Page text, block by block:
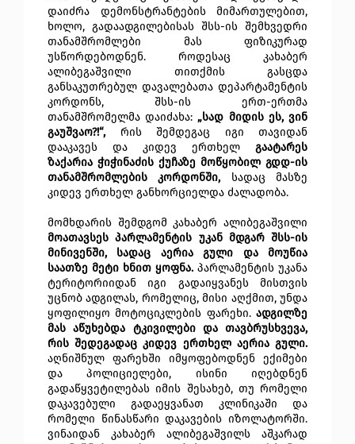
დაიძრა დემონსტრანტების მიმართულებით,
ხოლო, გადაადგილებისას შსს-ის შემხვედრი
თანამშრომლები მას ფიზიკურად
უსწორდებოდნენ. როდესაც კახაბერ
ალიბეგაშვილი თითქმის გასცდა
განსაკუთრებულ დავალებათა დეპარტამენტის
კორდონს, შსს-ის ერთ-ერთმა
თანამშრომელმა დაიძახა:„სად მიდის ეს, ვინ
გაუშვაო?!“, რის შემდეგაც იგი თავიდან
დააკავეს და კიდევ ერთხელ გაატარეს
ზაქარია ჭიჭინაძის ქუჩაზე მოწყობილ გდდ-ის
თანამშრომლების კორდონში, სადაც მასზე
კიდევ ერთხელ განხორციელდა ძალადობა.
მომხდარის შემდგომ კახაბერ ალიბეგაშვილი
მოათავსეს პარლამენტის უკან მდგარ შსს-ის
მინივენში, სადაც აერია გული და მოუწია
საათზე მეტი ხნით ყოფნა. პარლამენტის უკანა
ტერიტორიიდან იგი გადაიყვანეს მისთვის
უცნობ ადგილას, რომელიც, მისი აღქმით, უნდა
ყოფილიყო მოტოციკლების ფარეხი. ადგილზე
მას აწუხებდა ტკივილები და თავბრუსხვევა,
რის შედეგადაც კიდევ ერთხელ აერია გული.
აღნიშნულ ფარეხში იმყოფებოდნენ ექიმები
და პოლიციელები, ისინი იღებდნენ
გადაწყვეტილებას იმის შესახებ, თუ რომელი
დაკავებული გადაეყვანათ კლინიკაში და
რომელი წინასწარი დაკავების იზოლატორში.
ვინაიდან კახაბერ ალიბეგაშვილს აშკარად